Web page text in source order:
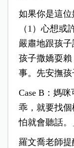
如果你是這
（1）心想
嚴肅地跟孩
孩子撒嬌耍
事。先安撫孩
Case B：媽
乖，就要找個
怕就會聽話。
羅文喬老師